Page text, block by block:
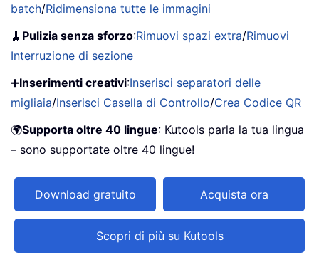
batch/Ridimensiona tutte le immagini
🧹 Pulizia senza sforzo:Rimuovi spazi extra/Rimuovi
Interruzione di sezione
➕Inserimenti creativi:Inserisci separatori delle
migliaia/Inserisci Casella di Controllo/Crea Codice QR
🌍Supporta oltre 40 lingue: Kutools parla la tua lingua
– sono supportate oltre 40 lingue!
Download gratuito Acquista ora
Scopri di più su Kutools